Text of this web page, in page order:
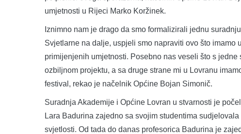
umjetnosti u Rijeci Marko Koržinek.
Iznimno nam je drago da smo formalizirali jednu
Svjetlarne na dalje, uspjeli smo napraviti ovo što
primijenjenih umjetnosti. Posebno nas veseli što s
ozbiljnom projektu, a sa druge strane mi u Lovranu
festival, rekao je načelnik Općine Bojan Simonič.
Suradnja Akademije i Općine Lovran u stvarnosti je
Lara Badurina zajedno sa svojim studentima
svjetlosti. Od tada do danas profesorica Badurina je